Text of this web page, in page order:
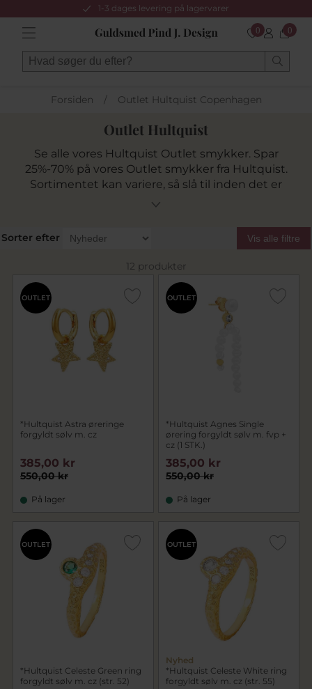
1-3 dages levering på lagervarer
0 0
Forsiden / Outlet Hultquist Copenhagen
Outlet Hultquist
Se alle vores Hultquist Outlet smykker. Spar
25%-70% på vores Outlet smykker fra Hultquist.
Sortimentet kan variere, så slå til inden det er
for sent. Mange af smykkerne har få eller kun 1
Sorter efter Vis alle filtre
12 produkter
OUTLET
*Hultquist Astra øreringe
forgyldt sølv m. cz
550,00 kr
385,00 kr
På lager
OUTLET
*Hultquist Agnes Single
ørering forgyldt sølv m. fvp +
cz (1 STK.)
550,00 kr
385,00 kr
På lager
OUTLET
*Hultquist Celeste Green ring
forgyldt sølv m. cz (str. 52)
OUTLET
Nyhed
*Hultquist Celeste White ring
forgyldt sølv m. cz (str. 55)